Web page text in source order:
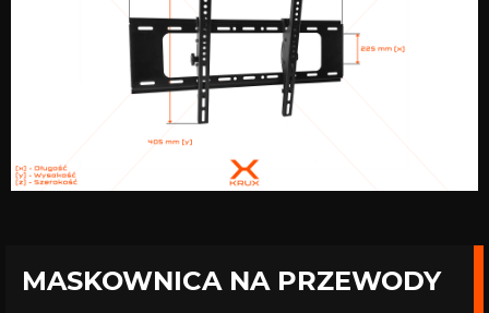
MASKOWNICA NA PRZEWODY